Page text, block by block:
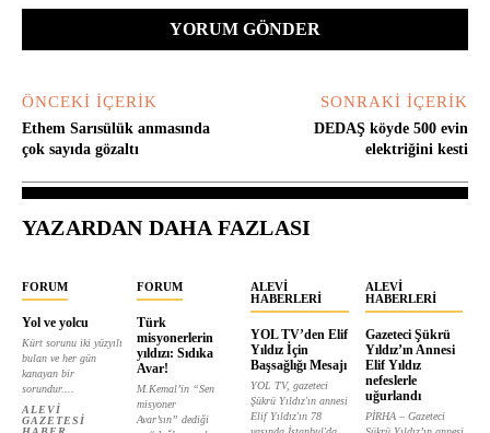
ÖNCEKI İÇERIK
Ethem Sarısülük anmasında
çok sayıda gözaltı
SONRAKI İÇERIK
DEDAŞ köyde 500 evin
elektriğini kesti
YAZARDAN DAHA FAZLASI
FORUM
Yol ve yolcu
Kürt sorunu iki yüzyılı
bulan ve her gün
kanayan bir
sorundur....
ALEVI
GAZETESI
FORUM
Türk
misyonerlerin
yıldızı: Sıdıka
Avar!
M.Kemal’in “Sen
misyoner
Avar’sın” dediği
ALEVI
HABERLERI
YOL TV’den Elif
Yıldız İçin
Başsağlığı Mesajı
YOL TV, gazeteci
Şükrü Yıldız'ın annesi
Elif Yıldız'ın 78
ALEVI
HABERLERI
Gazeteci Şükrü
Yıldız’ın Annesi
Elif Yıldız
nefeslerle
uğurlandı
PİRHA – Gazeteci